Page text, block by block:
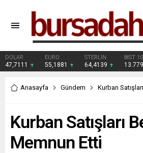
DOLAR
47,7111
EURO
55,1881
STERLİN
64,4139
BIST
Anasayfa Gündem Kurban
Kurban Satışları
Memnun Etti